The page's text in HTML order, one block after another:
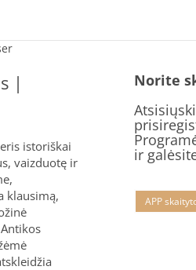
|
istoriškai
vaizduotę ir
klausimą,
Norite
ir
APP